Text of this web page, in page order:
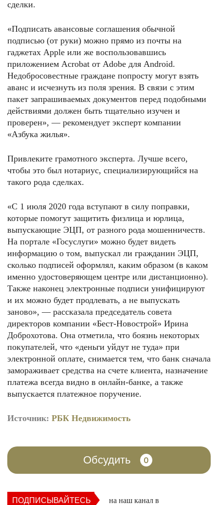
сделки.
«Подписать авансовые соглашения обычной
подписью (от руки) можно прямо из почты на
гаджетах Apple или же воспользовавшись
приложением Acrobat от Adobe для Android.
Недобросовестные граждане попросту могут взять
аванс и исчезнуть из поля зрения. В связи с этим
пакет запрашиваемых документов перед подобными
действиями должен быть тщательно изучен и
проверен», — рекомендует эксперт компании
«Азбука жилья».
Привлеките грамотного эксперта. Лучше всего,
чтобы это был нотариус, специализирующийся на
такого рода сделках.
«С 1 июля 2020 года вступают в силу поправки,
которые помогут защитить физлица и юрлица,
выпускающие ЭЦП, от разного рода мошенничеств.
На портале «Госуслуги» можно будет видеть
информацию о том, выпускал ли гражданин ЭЦП,
сколько подписей оформлял, каким образом (в каком
именно удостоверяющем центре или дистанционно).
Также наконец электронные подписи унифицируют
и их можно будет продлевать, а не выпускать
заново», — рассказала председатель совета
директоров компании «Бест-Новострой» Ирина
Доброхотова. Она отметила, что боязнь некоторых
покупателей, что «деньги уйдут не туда» при
электронной оплате, снимается тем, что банк сначала
замораживает средства на счете клиента, назначение
платежа всегда видно в онлайн-банке, а также
выпускается платежное поручение.
Источник: РБК Недвижимость
Обсудить 0
ПОДПИСЫВАЙТЕСЬ на наш канал в